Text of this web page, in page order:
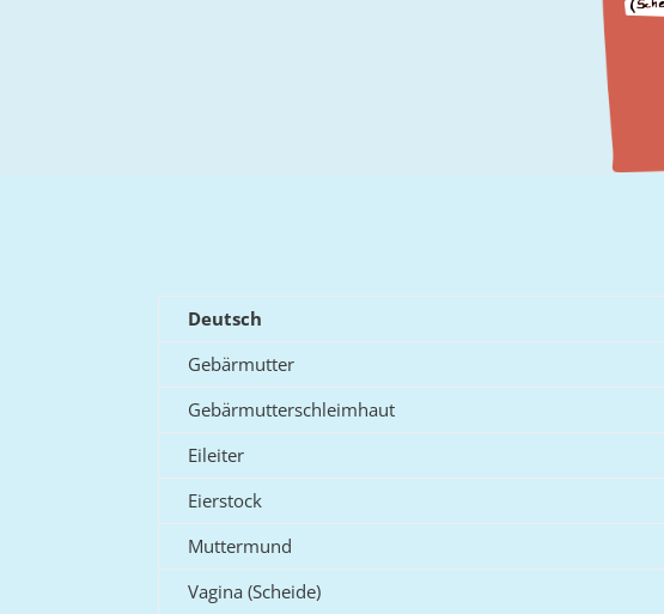
Deutsch
Gebärmutter
Gebärmutterschleimhaut
Eileiter
Eierstock
Muttermund
Vagina (Scheide)